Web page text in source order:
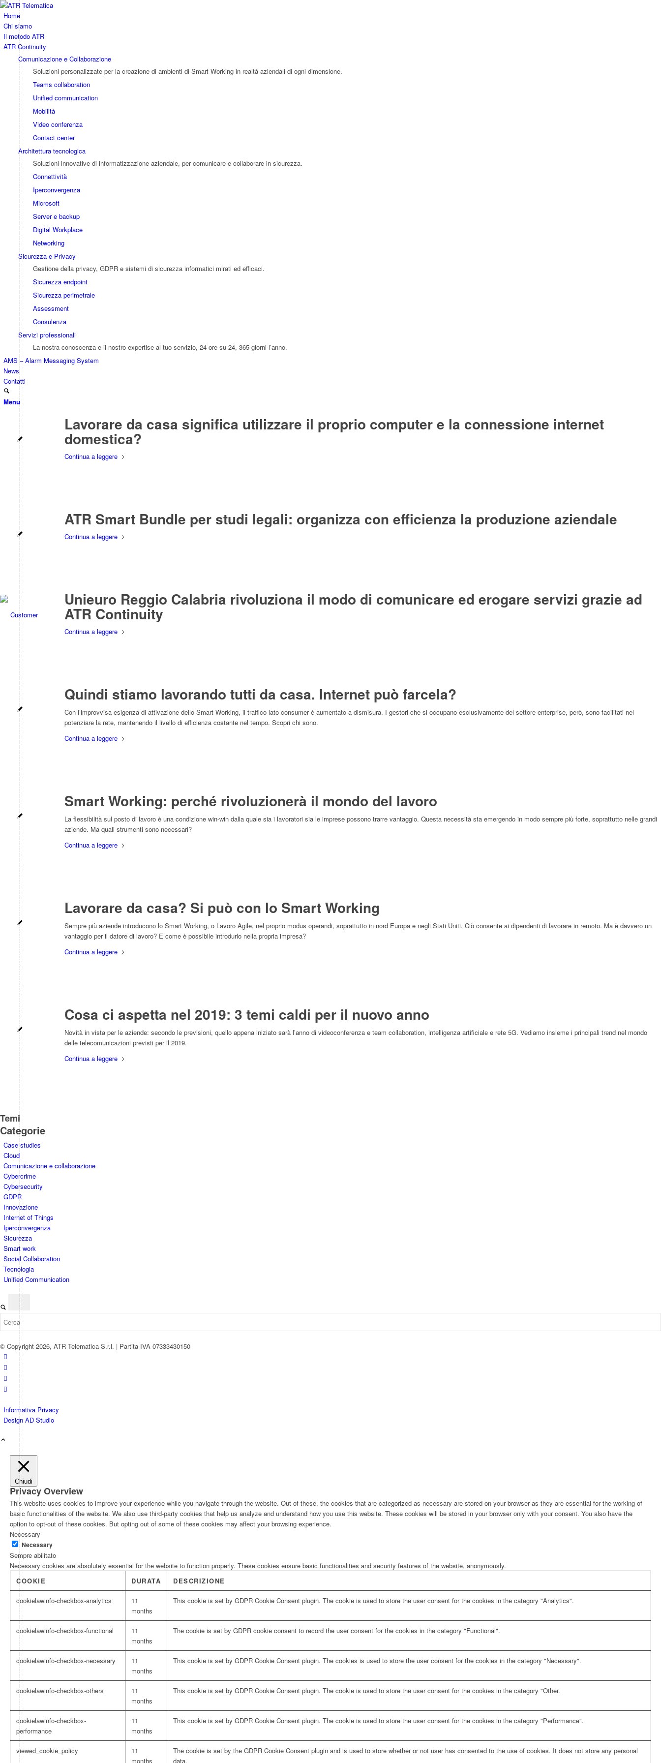
Home
Chi siamo
Il metodo ATR
ATR Continuity
Comunicazione e Collaborazione
Soluzioni personalizzate per la creazione di ambienti di Smart Working in realtà aziendali di ogni dimensione.
Teams collaboration
Unified communication
Mobilità
Video conferenza
Contact center
Architettura tecnologica
Soluzioni innovative di informatizzazione aziendale, per comunicare e collaborare in sicurezza.
Connettività
Iperconvergenza
Microsoft
Server e backup
Digital Workplace
Networking
Sicurezza e Privacy
Gestione della privacy, GDPR e sistemi di sicurezza informatici mirati ed efficaci.
Sicurezza endpoint
Sicurezza perimetrale
Assessment
Consulenza
Servizi professionali
La nostra conoscenza e il nostro expertise al tuo servizio, 24 ore su 24, 365 giorni l’anno.
AMS – Alarm Messaging System
News
Contatti
Menu
Lavorare da casa significa utilizzare il proprio computer e la connessione internet
domestica?
Continua a leggere
ATR Smart Bundle per studi legali: organizza con efficienza la produzione aziendale
Continua a leggere
Unieuro Reggio Calabria rivoluziona il modo di comunicare ed erogare servizi grazie ad
ATR Continuity
Continua a leggere
Quindi stiamo lavorando tutti da casa. Internet può farcela?
Con l’improvvisa esigenza di attivazione dello Smart Working, il traffico lato consumer è aumentato a dismisura. I gestori che si occupano esclusivamente del settore enterprise, però, sono facilitati nel
potenziare la rete, mantenendo il livello di efficienza costante nel tempo. Scopri chi sono.
Continua a leggere
Smart Working: perché rivoluzionerà il mondo del lavoro
La flessibilità sul posto di lavoro è una condizione win-win dalla quale sia i lavoratori sia le imprese possono trarre vantaggio. Questa necessità sta emergendo in modo sempre più forte, soprattutto nelle grandi
aziende. Ma quali strumenti sono necessari?
Continua a leggere
Lavorare da casa? Si può con lo Smart Working
Sempre più aziende introducono lo Smart Working, o Lavoro Agile, nel proprio modus operandi, soprattutto in nord Europa e negli Stati Uniti. Ciò consente ai dipendenti di lavorare in remoto. Ma è davvero un
vantaggio per il datore di lavoro? E come è possibile introdurlo nella propria impresa?
Continua a leggere
Cosa ci aspetta nel 2019: 3 temi caldi per il nuovo anno
Novità in vista per le aziende: secondo le previsioni, quello appena iniziato sarà l’anno di videoconferenza e team collaboration, intelligenza artificiale e rete 5G. Vediamo insieme i principali trend nel mondo
delle telecomunicazioni previsti per il 2019.
Continua a leggere
Temi
Categorie
Case studies
Cloud
Comunicazione e collaborazione
Cybercrime
Cybersecurity
GDPR
Innovazione
Internet of Things
Iperconvergenza
Sicurezza
Smart work
Social Collaboration
Tecnologia
Unified Communication
© Copyright 2026, ATR Telematica S.r.l. | Partita IVA 07333430150
Informativa Privacy
Design AD Studio
Chiudi
Privacy Overview
This website uses cookies to improve your experience while you navigate through the website. Out of these, the cookies that are categorized as necessary are stored on your browser as they are essential for the working of
basic functionalities of the website. We also use third-party cookies that help us analyze and understand how you use this website. These cookies will be stored in your browser only with your consent. You also have the
option to opt-out of these cookies. But opting out of some of these cookies may affect your browsing experience.
Necessary
Necessary
Sempre abilitato
Necessary cookies are absolutely essential for the website to function properly. These cookies ensure basic functionalities and security features of the website, anonymously.
COOKIE
DURATA DESCRIZIONE
cookielawinfo-checkbox-analytics
11
months
This cookie is set by GDPR Cookie Consent plugin. The cookie is used to store the user consent for the cookies in the category "Analytics".
cookielawinfo-checkbox-functional
11
months
The cookie is set by GDPR cookie consent to record the user consent for the cookies in the category "Functional".
cookielawinfo-checkbox-necessary
11
months
This cookie is set by GDPR Cookie Consent plugin. The cookies is used to store the user consent for the cookies in the category "Necessary".
cookielawinfo-checkbox-others
11
months
This cookie is set by GDPR Cookie Consent plugin. The cookie is used to store the user consent for the cookies in the category "Other.
cookielawinfo-checkbox-
performance
11
months
This cookie is set by GDPR Cookie Consent plugin. The cookie is used to store the user consent for the cookies in the category "Performance".
viewed_cookie_policy
11
months
The cookie is set by the GDPR Cookie Consent plugin and is used to store whether or not user has consented to the use of cookies. It does not store any personal
data.